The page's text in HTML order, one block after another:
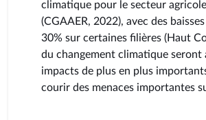
26 avril 2024
26 avril 2024
26 avril 2024
climatique pour le secteur
(CGAAER, 2022), avec des
30% sur certaines filières (Haut
du changement climatique seront
impacts de plus en plus
courir des menaces importantes